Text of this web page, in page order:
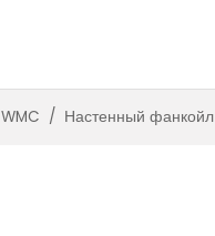
WMC / Настенный фанкойл